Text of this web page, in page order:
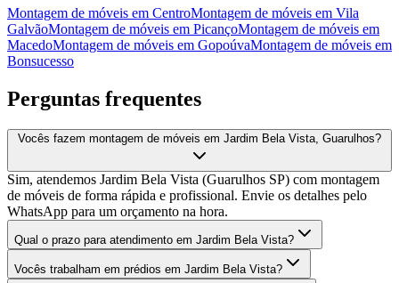
Montagem de móveis em CentroMontagem de móveis em Vila
GalvãoMontagem de móveis em PicançoMontagem de móveis em
MacedoMontagem de móveis em GopoúvaMontagem de móveis em
Bonsucesso
Perguntas frequentes
Vocês fazem montagem de móveis em Jardim Bela Vista, Guarulhos?
Sim, atendemos Jardim Bela Vista (Guarulhos SP) com montagem
de móveis de forma rápida e profissional. Envie os detalhes pelo
WhatsApp para um orçamento na hora.
Qual o prazo para atendimento em Jardim Bela Vista?
Vocês trabalham em prédios em Jardim Bela Vista?